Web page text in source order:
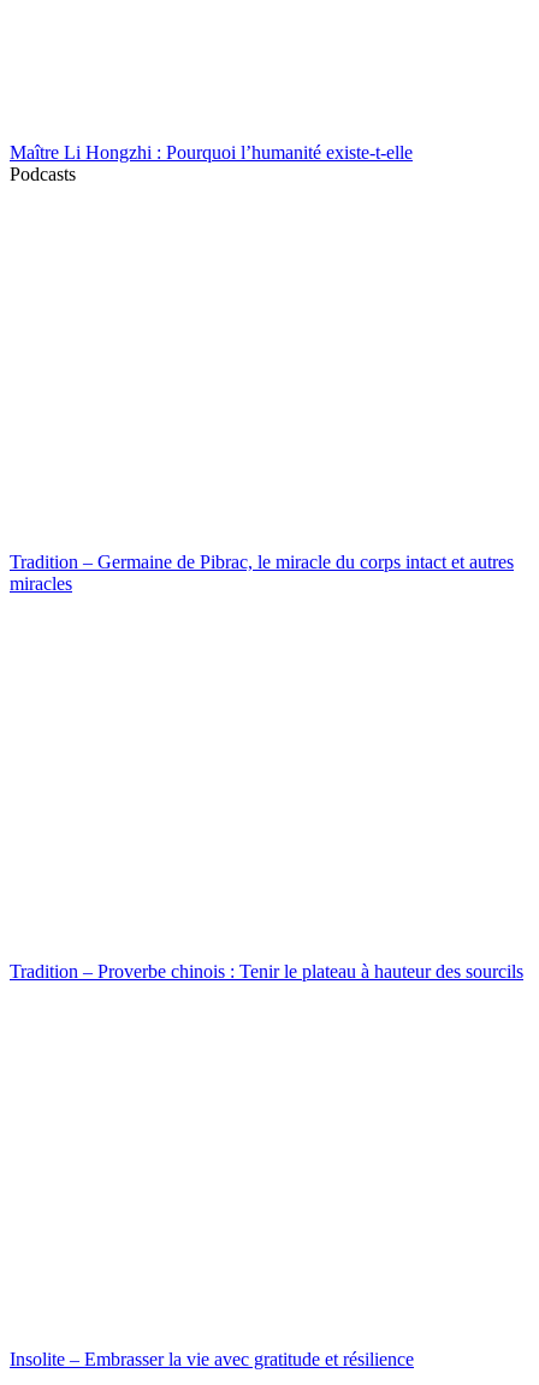
Maître Li Hongzhi : Pourquoi l’humanité existe-t-elle
Podcasts
Tradition – Germaine de Pibrac, le miracle du corps intact et autres
miracles
Tradition – Proverbe chinois : Tenir le plateau à hauteur des sourcils
Insolite – Embrasser la vie avec gratitude et résilience